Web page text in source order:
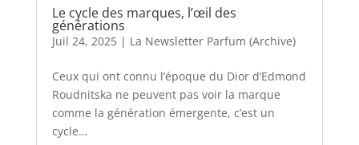
Le cycle des marques, l’œil des
générations
Juil 24, 2025| La Newsletter Parfum (Archive)
Ceux qui ont connu l’époque du Dior d’Edmond
Roudnitska ne peuvent pas voir la marque
comme la génération émergente, c’est un
cycle…